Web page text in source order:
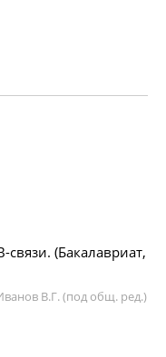
(Бакалавриат,
В.Г. (под общ. ред.)